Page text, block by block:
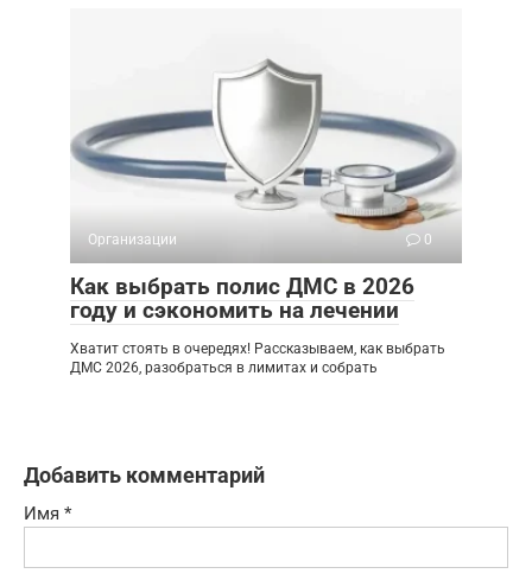
Организации 0
Как выбрать полис ДМС в 2026
году и сэкономить на лечении
Хватит стоять в очередях! Рассказываем, как выбрать
ДМС 2026, разобраться в лимитах и собрать
Добавить комментарий
Имя *